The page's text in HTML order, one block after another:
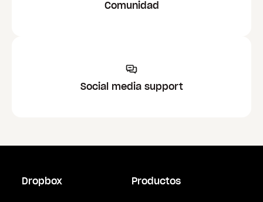
Comunidad
Social media support
Dropbox Productos